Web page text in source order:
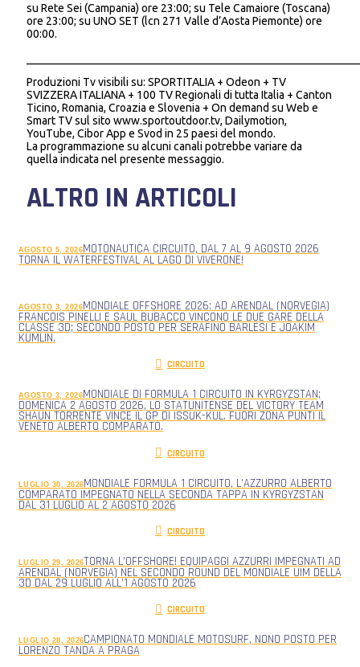
su Rete Sei (Campania) ore 23:00; su Tele Camaiore (Toscana)
ore 23:00; su UNO SET (lcn 271 Valle d’Aosta Piemonte) ore
00:00.
Produzioni Tv visibili su: SPORTITALIA + Odeon + TV
SVIZZERA ITALIANA + 100 TV Regionali di tutta Italia + Canton
Ticino, Romania, Croazia e Slovenia + On demand su Web e
Smart TV sul sito www.sportoutdoor.tv, Dailymotion,
YouTube, Cibor App e Svod in 25 paesi del mondo.
La programmazione su alcuni canali potrebbe variare da
quella indicata nel presente messaggio.
ALTRO IN ARTICOLI
AGOSTO 5, 2026MOTONAUTICA CIRCUITO, DAL 7 AL 9 AGOSTO 2026
TORNA IL WATERFESTIVAL AL LAGO DI VIVERONE!
AGOSTO 3, 2026MONDIALE OFFSHORE 2026: AD ARENDAL (NORVEGIA)
FRANCOIS PINELLI E SAUL BUBACCO VINCONO LE DUE GARE DELLA
CLASSE 3D; SECONDO POSTO PER SERAFINO BARLESI E JOAKIM
KUMLIN.
CIRCUITO
AGOSTO 3, 2026MONDIALE DI FORMULA 1 CIRCUITO IN KYRGYZSTAN;
DOMENICA 2 AGOSTO 2026, LO STATUNITENSE DEL VICTORY TEAM
SHAUN TORRENTE VINCE IL GP DI ISSUK-KUL. FUORI ZONA PUNTI IL
VENETO ALBERTO COMPARATO.
CIRCUITO
LUGLIO 30, 2026MONDIALE FORMULA 1 CIRCUITO, L’AZZURRO ALBERTO
COMPARATO IMPEGNATO NELLA SECONDA TAPPA IN KYRGYZSTAN
DAL 31 LUGLIO AL 2 AGOSTO 2026
CIRCUITO
LUGLIO 29, 2026TORNA L’OFFSHORE! EQUIPAGGI AZZURRI IMPEGNATI AD
ARENDAL (NORVEGIA) NEL SECONDO ROUND DEL MONDIALE UIM DELLA
3D DAL 29 LUGLIO ALL’1 AGOSTO 2026
CIRCUITO
LUGLIO 28, 2026CAMPIONATO MONDIALE MOTOSURF, NONO POSTO PER
LORENZO TANDA A PRAGA